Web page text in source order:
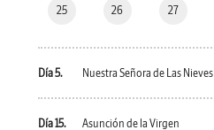
25 26 27
Día 5. Nuestra Señora de Las Nieves
Día 15. Asunción de la Virgen